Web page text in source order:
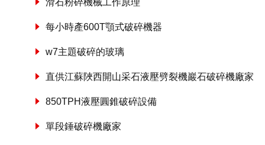
滑石粉碎機械工作原理
每小時產600T顎式破碎機器
w7主題破碎的玻璃
直供江蘇陜西開山采石液壓劈裂機巖石破碎機廠家
850TPH液壓圓錐破碎設備
單段錘破碎機廠家